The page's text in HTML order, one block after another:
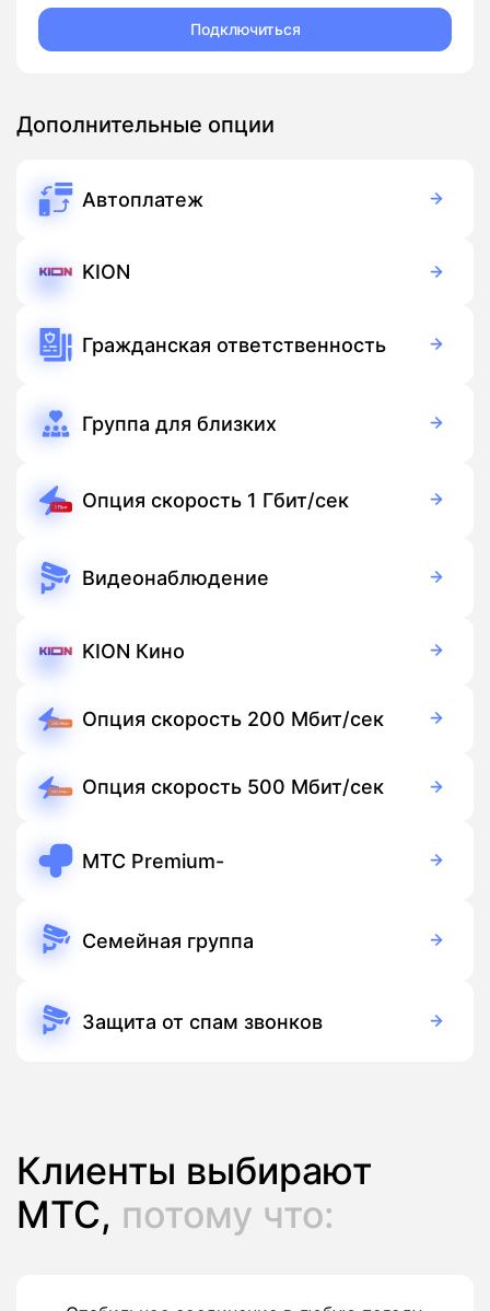
Подключиться
Дополнительные опции
Автоплатеж
KION
Подписка
Гражданская ответственность
Группа для близких
Опция скорость 1 Гбит/сек
Видеонаблюдение
Подписка Бесплатно
KION Кино
Подписка
Опция скорость 200 Мбит/сек
Подписка
Опция скорость 500 Мбит/сек
Подписка
МТС Premium-
Семейная группа
Защита от спам звонков
Клиенты выбирают
МТС, потому что: